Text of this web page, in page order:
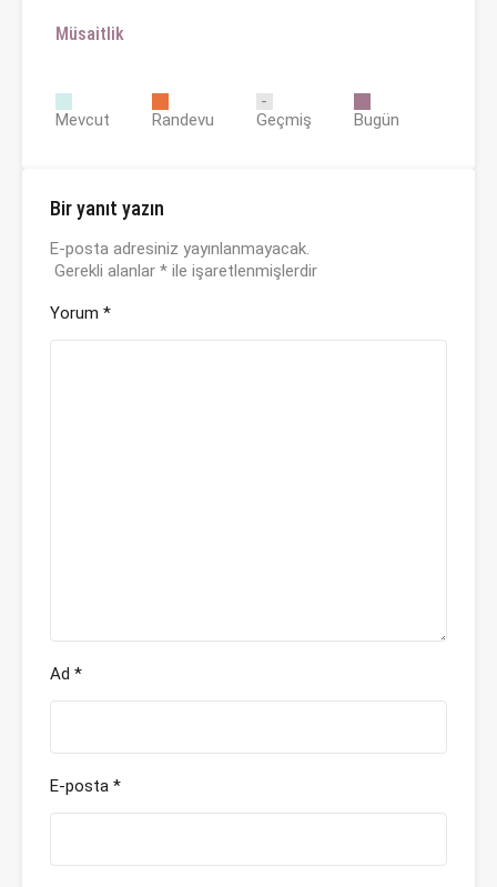
Müsaitlik
Mevcut Randevu Geçmiş Bugün
Bir yanıt yazın
E-posta adresiniz yayınlanmayacak.
Gerekli alanlar * ile işaretlenmişlerdir
Yorum *
Ad *
E-posta *